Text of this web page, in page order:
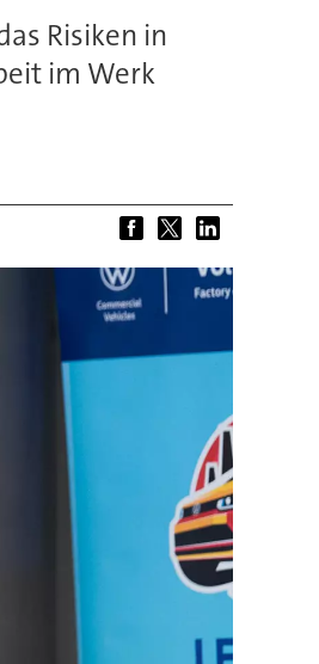
Risiken in
im Werk